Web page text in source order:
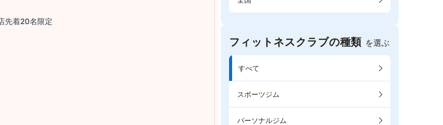
先着20名限定
フィットネスクラブの種類 を選ぶ
すべて
スポーツジム
パーソナルジム